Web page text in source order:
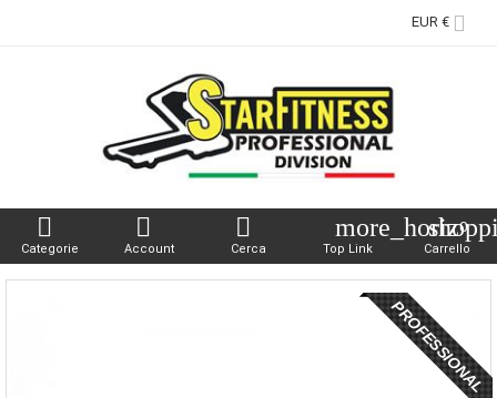
EUR € 

Categorie

Account

Cerca
more_horiz
Top Link
0
Carrello
PROFESSIONAL